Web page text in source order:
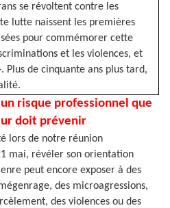
se révoltent contre les
lutte naissent les premières
pour commémorer cette
et les violences, et
Plus de cinquante ans plus tard,
un risque professionnel que
doit prévenir
lors de notre réunion
mai, révéler son orientation
peut encore exposer à des
des microagressions,
des violences ou des